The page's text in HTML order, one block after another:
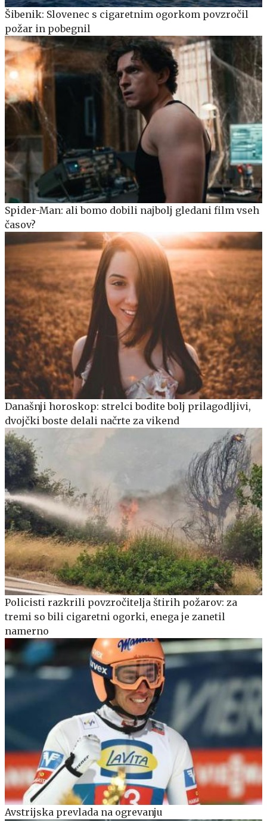
Šibenik: Slovenec s cigaretnim ogorkom povzročil
požar in pobegnil
Spider-Man: ali bomo dobili najbolj gledani film vseh
časov?
Današnji horoskop: strelci bodite bolj prilagodljivi,
dvojčki boste delali načrte za vikend
Policisti razkrili povzročitelja štirih požarov: za
tremi so bili cigaretni ogorki, enega je zanetil
namerno
Avstrijska prevlada na ogrevanju